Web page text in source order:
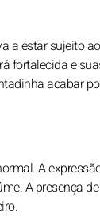
a estar sujeito
fortalecida e
acabar
A
A presença